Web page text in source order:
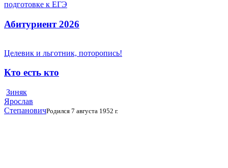
подготовке к ЕГЭ
Абитуриент 2026
Целевик и льготник, поторопись!
Кто есть кто
Зиняк
Ярослав
СтепановичРодился 7 августа 1952 г.